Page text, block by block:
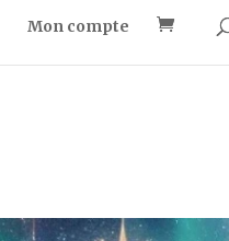
Mon compte